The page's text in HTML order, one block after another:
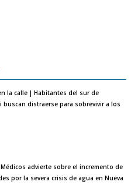
la calle | Habitantes del sur de
buscan distraerse para sobrevivir a los
advierte sobre el incremento de
por la severa crisis de agua en Nueva